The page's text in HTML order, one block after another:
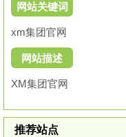
网站关键词
xm集团官网
网站描述
XM集团官网
推荐站点